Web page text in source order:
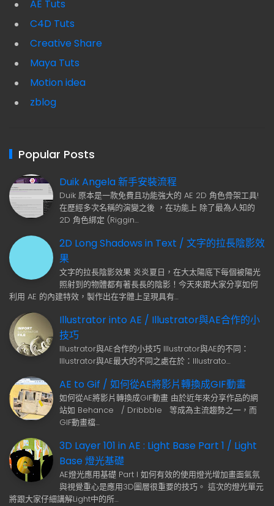
AE Tuts
C4D Tuts
Creative Share
Maya Tuts
Motion idea
zblog
Popular Posts
Duik Angela 新手安裝流程
Duik 原本是一款免費且功能強大的 AE 2D 角色骨架工具!
在歷經多次名稱的演變之後 ，在功能上 除了最為人知的
2D 角色綁定 (Riggin…
2D Long Shadows in Text / 文字的拉長陰影效
果
文字的拉長陰影效果 炎炎夏日，在大太陽底下每個被陽光
照射到的物體都有著長長的陰影！今天來跟大家分享如何
利用 AE 的內建特效，製作出在字體上呈現具有…
Illustrator into AE / Illustrator與AE合作的小
技巧
Illustrator與AE合作的小技巧 Illustrator與AE的不同：
Illustrator與AE最大的不同之處在於：Illustrato…
AE to Gif / 如何從AE將影片轉換成GIF動畫
如何從AE將影片轉換成GIF動畫 由於近年來分享作品的網
站如 Behance / Dribbble 等成為主流趨勢之一，而
GIF動畫檔…
3D Layer 101 in AE : Light Base Part 1 / Light
Base 燈光基礎
AE燈光應用基礎 Part I 如何有效的使用燈光增加畫面氣氛
與視覺重心是應用3D圖層很重要的技巧。 這次的燈光單元
將跟大家仔細講解Light中的所…